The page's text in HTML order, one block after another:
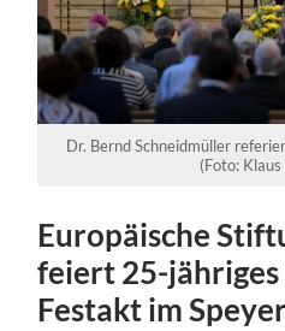
Dr. Bernd Schneidmüller
(Foto:
Europäische
feiert 25-
Festakt im